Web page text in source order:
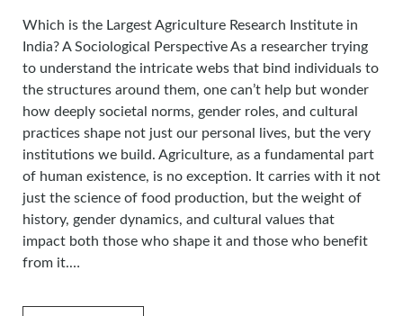
Which is the Largest Agriculture Research Institute in
India? A Sociological Perspective As a researcher trying
to understand the intricate webs that bind individuals to
the structures around them, one can’t help but wonder
how deeply societal norms, gender roles, and cultural
practices shape not just our personal lives, but the very
institutions we build. Agriculture, as a fundamental part
of human existence, is no exception. It carries with it not
just the science of food production, but the weight of
history, gender dynamics, and cultural values that
impact both those who shape it and those who benefit
from it.…